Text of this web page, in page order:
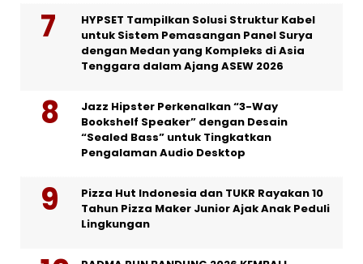
HYPSET Tampilkan Solusi Struktur Kabel
untuk Sistem Pemasangan Panel Surya
dengan Medan yang Kompleks di Asia
Tenggara dalam Ajang ASEW 2026
Jazz Hipster Perkenalkan “3-Way
Bookshelf Speaker” dengan Desain
“Sealed Bass” untuk Tingkatkan
Pengalaman Audio Desktop
Pizza Hut Indonesia dan TUKR Rayakan 10
Tahun Pizza Maker Junior Ajak Anak Peduli
Lingkungan